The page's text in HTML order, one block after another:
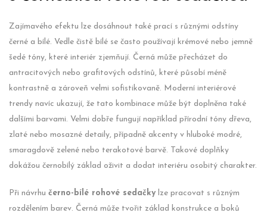
Zajímavého efektu lze dosáhnout také prací s různými odstíny
černé a bílé. Vedle čistě bílé se často používají krémové nebo jemně
šedé tóny, které interiér zjemňují. Černá může přecházet do
antracitových nebo grafitových odstínů, které působí méně
kontrastně a zároveň velmi sofistikovaně. Moderní interiérové
trendy navíc ukazují, že tato kombinace může být doplněna také
dalšími barvami. Velmi dobře fungují například přírodní tóny dřeva,
zlaté nebo mosazné detaily, případně akcenty v hluboké modré,
smaragdově zelené nebo terakotové barvě. Takové doplňky
dokážou černobílý základ oživit a dodat interiéru osobitý charakter.
Při návrhu černo-bílé rohové sedačky lze pracovat s různým
rozdělením barev. Černá může tvořit základ konstrukce a boků